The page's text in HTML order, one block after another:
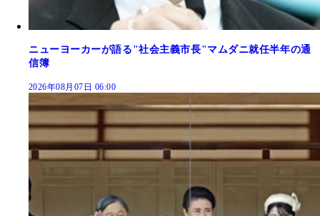
ニューヨーカーが語る"社会主義市長"マムダニ就任半年の通
信簿
2026年08月07日 06:00